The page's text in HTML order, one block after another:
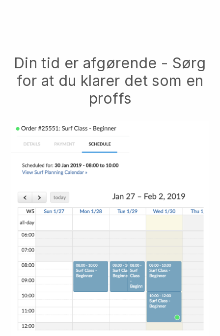
Din tid er afgørende - Sørg
for at du klarer det som en
proffs